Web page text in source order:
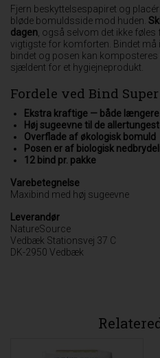
Fjern beskyttelsespapiret og
bløde bomuldsside mod huden.
dagen , også selvom det ikke
vigtigste for komforten. Bindet må
bindet og posen kan
sjældent for et hygiejneprodukt.
Fordele ved Bind Super
Ekstra kraftige — både
Høj sugeevne til de
Overflade af økologisk bomuld
Posen er af biologisk
12 bind pr. pakke
Varebetegnelse
Maxibind med høj sugeevne
Leverandør
NatureSource
Vedbæk Stationsvej 37 C
DK-2950 Vedbæk